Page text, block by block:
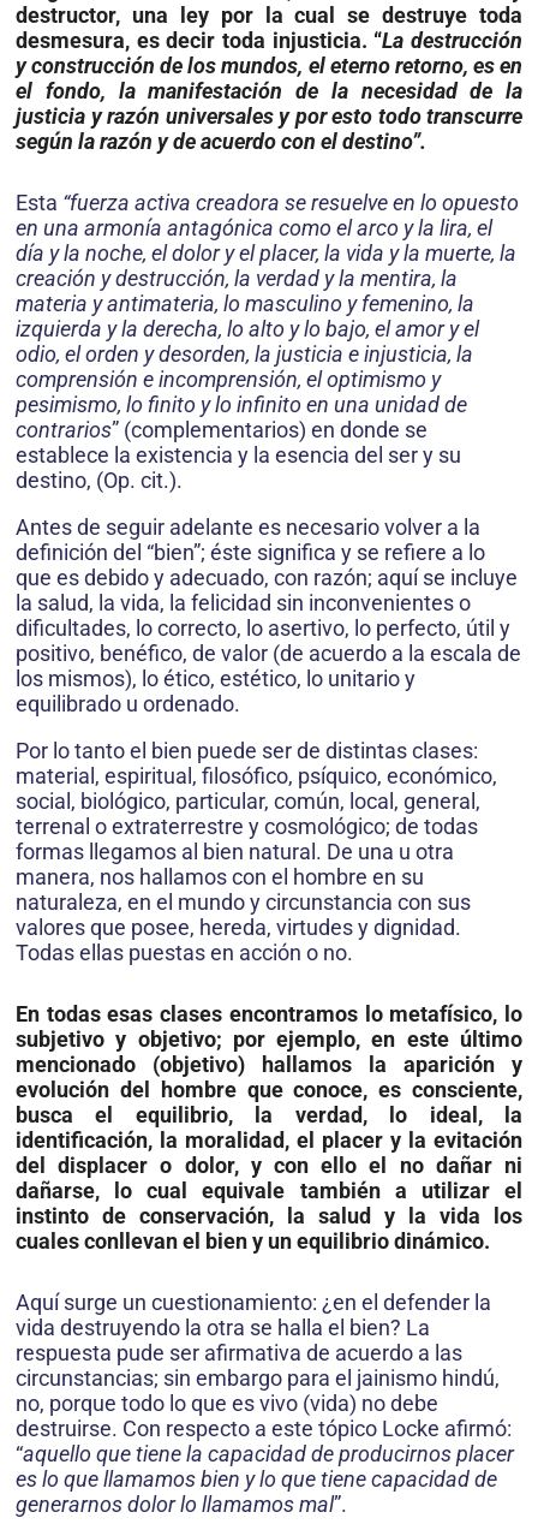
destructor, una ley por la cual se destruye toda
desmesura, es decir toda injusticia. “La destrucción
y construcción de los mundos, el eterno retorno, es en
el fondo, la manifestación de la necesidad de la
justicia y razón universales y por esto todo transcurre
según la razón y de acuerdo con el destino”.
Esta “fuerza activa creadora se resuelve en lo opuesto
en una armonía antagónica como el arco y la lira, el
día y la noche, el dolor y el placer, la vida y la muerte, la
creación y destrucción, la verdad y la mentira, la
materia y antimateria, lo mas­culino y femenino, la
izquierda y la derecha, lo alto y lo bajo, el amor y el
odio, el orden y desorden, la justicia e injusticia, la
comprensión e incomprensión, el optimismo y
pesimismo, lo finito y lo infinito en una unidad de
contrarios” (complementarios) en donde se
establece la existencia y la esencia del ser y su
destino, (Op. cit.).
Antes de seguir adelante es necesario volver a la
definición del “bien”; éste significa y se refiere a lo
que es debido y adecuado, con razón; aquí se incluye
la salud, la vida, la felicidad sin inconvenientes o
dificultades, lo correcto, lo asertivo, lo perfecto, útil y
positivo, benéfico, de valor (de acuerdo a la escala de
los mismos), lo ético, estético, lo unitario y
equilibrado u ordenado.
Por lo tanto el bien puede ser de distintas clases:
material, espiritual, filosófico, psíquico, económico,
social, biológico, particular, común, local, general,
terrenal o extrate­rrestre y cosmológico; de todas
formas llegamos al bien natural. De una u otra
manera, nos hallamos con el hombre en su
naturaleza, en el mundo y circunstancia con sus
valores que posee, hereda, virtudes y dignidad.
Todas ellas puestas en acción o no.
En todas esas clases encontramos lo metafísico, lo
subjetivo y objetivo; por ejemplo, en este último
mencionado (objetivo) hallamos la aparición y
evolución del hombre que conoce, es consciente,
busca el equilibrio, la verdad, lo ideal, la
identificación, la moralidad, el placer y la evitación
del dis­placer o dolor, y con ello el no dañar ni
dañarse, lo cual equivale también a utilizar el
instinto de conservación, la salud y la vida los
cuales conllevan el bien y un equilibrio dinámico.
Aquí surge un cuestionamiento: ¿en el defender la
vida destruyendo la otra se halla el bien? La
respuesta pude ser afirmativa de acuerdo a las
circunstancias; sin embargo para el jainismo hindú,
no, porque todo lo que es vivo (vida) no debe
destruirse. Con respecto a este tópico Locke afirmó:
“aquello que tiene la capacidad de producirnos placer
es lo que llamamos bien y lo que tiene capacidad de
generarnos dolor lo llamamos mal”.